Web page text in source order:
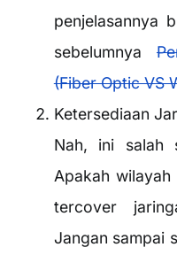
penjelasannya
sebelumnya
(Fiber Optic VS
Ketersediaan
Nah, ini salah
Apakah
tercover
Jangan sampai